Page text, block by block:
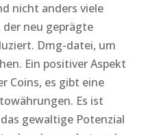
nicht anders viele
der neu geprägte
Dmg-datei, um
Ein positiver Aspekt
Coins, es gibt eine
Es ist
gewaltige Potenzial